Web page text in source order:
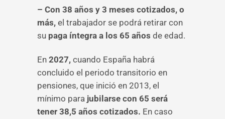
– Con 38 años y 3 meses cotizados, o
más, el trabajador se podrá retirar con
su paga íntegra a los 65 años de edad.
En 2027, cuando España habrá
concluido el periodo transitorio en
pensiones, que inició en 2013, el
mínimo para jubilarse con 65 será
tener 38,5 años cotizados. En caso